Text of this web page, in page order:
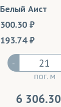
Белый Аист
300.30
193.74
-
пог. м
6 306.30